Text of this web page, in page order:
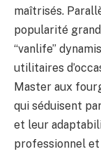
maîtrisés.
popularité
“vanlife”
utilitaires
Master aux
qui séduisent
et leur
professionnel